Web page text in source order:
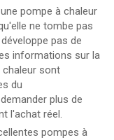
pompe à chaleur
ne tombe pas
pas de
informations sur la
sont
du
plus de
l'achat réel.
pompes à